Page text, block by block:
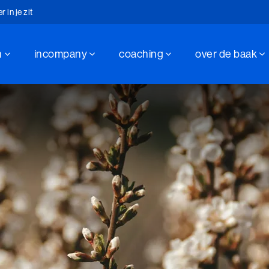
in je zit
sinds 1947
in je zit
incompany coaching over de baak